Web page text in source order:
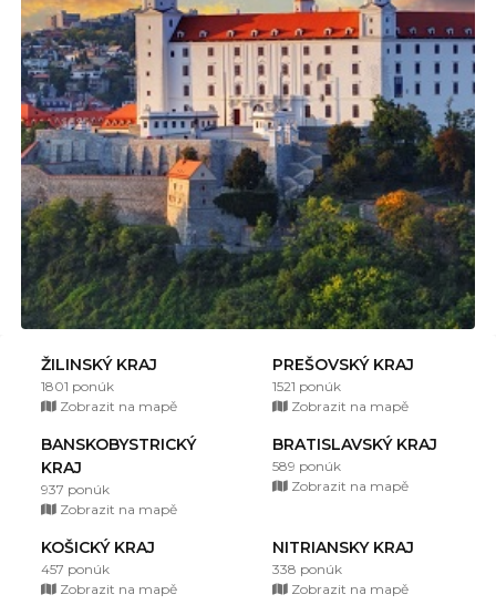
ŽILINSKÝ KRAJ
1801 ponúk
Zobrazit na mapě
PREŠOVSKÝ KRAJ
1521 ponúk
Zobrazit na mapě
BANSKOBYSTRICKÝ
KRAJ
937 ponúk
Zobrazit na mapě
BRATISLAVSKÝ KRAJ
589 ponúk
Zobrazit na mapě
KOŠICKÝ KRAJ
457 ponúk
Zobrazit na mapě
NITRIANSKY KRAJ
338 ponúk
Zobrazit na mapě